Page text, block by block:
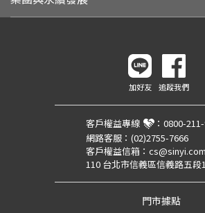
加好友 追蹤我們
客戶權益專線 ： 0800-
網路客服： (02)2755-7666
客戶權益信箱：
110 台北市信義區信義路五段
門市據點